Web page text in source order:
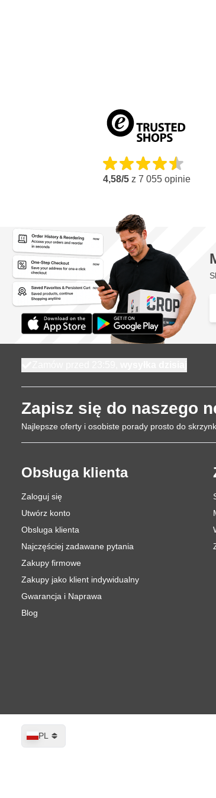
4,58/5 z 7 055 opinie
Zapisz się do naszego
Najlepsze oferty i osobiste porady prosto do
Obsługa klienta
Zaloguj się
Utwórz konto
Obsluga klienta
Najczęściej zadawane pytania
Zakupy firmowe
Zakupy jako klient indywidualny
Gwarancja i Naprawa
Blog
Język
PL